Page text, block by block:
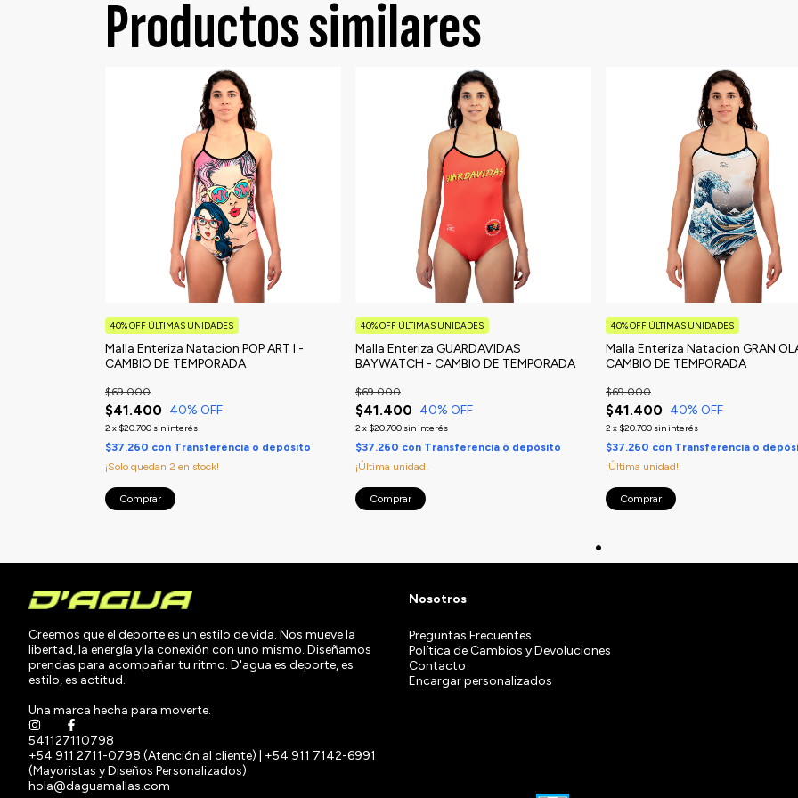
Productos similares
Malla Enteriza Natacion POP ART I -
CAMBIO DE TEMPORADA
$41.400
$69.000
40% OFF
2 x $20.700 sin interés
40% OFF ÚLTIMAS UNIDADES
$37.260 con Transferencia o depósito
¡Solo quedan 2 en stock!
Comprar
Malla Enteriza GUARDAVIDAS
BAYWATCH - CAMBIO DE TEMPORADA
$41.400
$69.000
40% OFF
2 x $20.700 sin interés
40% OFF ÚLTIMAS UNIDADES
$37.260 con Transferencia o depósito
¡Última unidad!
Comprar
Malla Enteriza Natacion GRAN
CAMBIO DE TEMPORADA
$41.400
$69.000
40% OFF
2 x $20.700 sin interés
40% OFF ÚLTIMAS UNIDADES
$37.260 con Transferencia o
¡Última unidad!
Comprar
Creemos que el deporte es un estilo de vida. Nos mueve la
libertad, la energía y la conexión con uno mismo. Diseñamos
prendas para acompañar tu ritmo. D'agua es deporte, es
estilo, es actitud.
Una marca hecha para moverte.
541127110798
+54 911 2711-0798 (Atención al cliente) | +54 911 7142-6991
(Mayoristas y Diseños Personalizados)
hola@daguamallas.com
Nosotros
Preguntas Frecuentes
Política de Cambios y Devoluciones
Contacto
Encargar personalizados